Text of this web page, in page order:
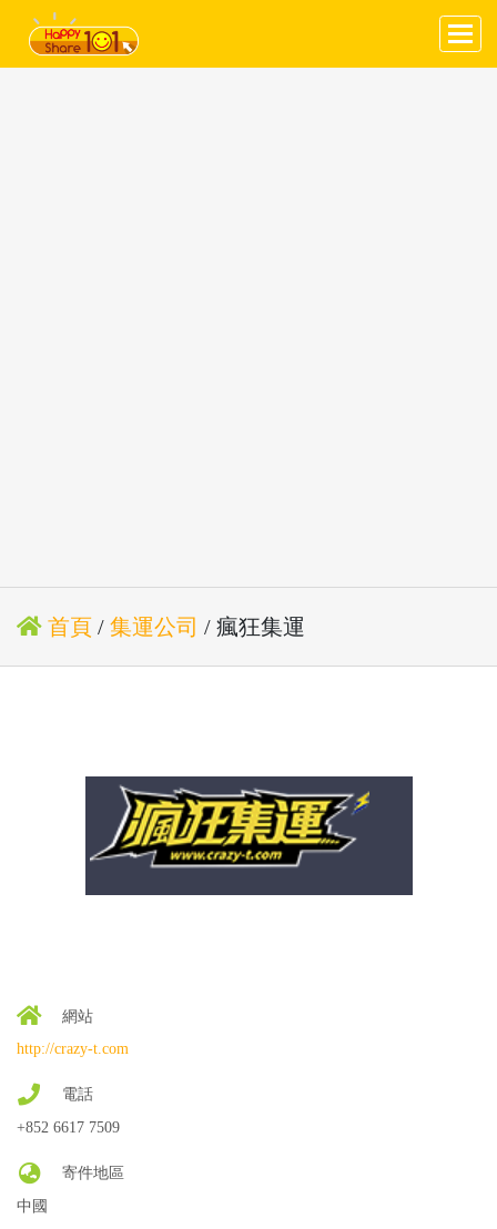
首頁 / 集運公司 / 瘋狂集運
網站
http://crazy-t.com
電話
+852 6617 7509
寄件地區
中國